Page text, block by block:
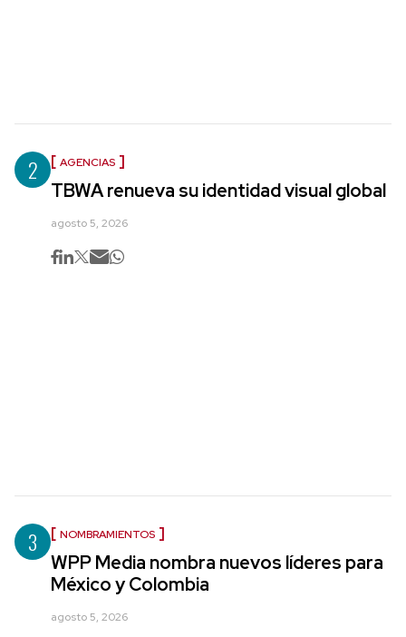
2 AGENCIAS
TBWA renueva su identidad visual global
agosto 5, 2026
3 NOMBRAMIENTOS
WPP Media nombra nuevos líderes para
México y Colombia
agosto 5, 2026